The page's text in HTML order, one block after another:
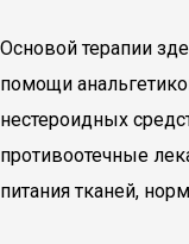
Основой терапии
помощи
нестероидных
противоотечные
питания тканей,